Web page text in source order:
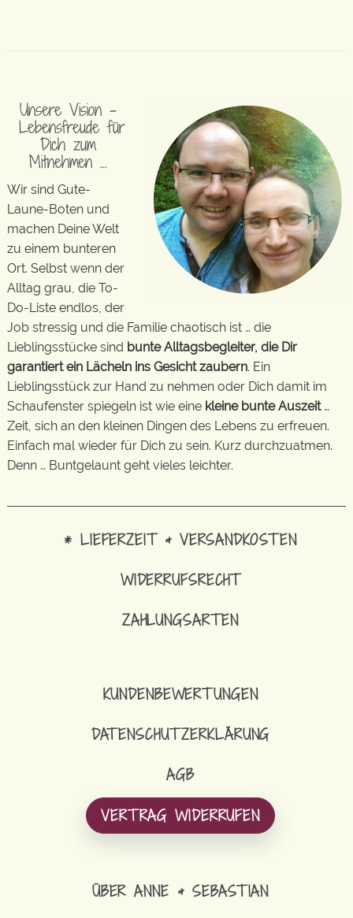
Unsere Vision –
Lebensfreude für
Dich zum
Mitnehmen …
Wir sind Gute-
Laune-Boten und
machen Deine Welt
zu einem bunteren
Ort. Selbst wenn der
Alltag grau, die To-
Do-Liste endlos, der
Job stressig und die Familie chaotisch ist … die
Lieblingsstücke sind bunte Alltagsbegleiter, die Dir
garantiert ein Lächeln ins Gesicht zaubern. Ein
Lieblingsstück zur Hand zu nehmen oder Dich damit im
Schaufenster spiegeln ist wie eine kleine bunte Auszeit…
Zeit, sich an den kleinen Dingen des Lebens zu erfreuen.
Einfach mal wieder für Dich zu sein. Kurz durchzuatmen.
Denn … Buntgelaunt geht vieles leichter.
* LIEFERZEIT & VERSANDKOSTEN
WIDERRUFSRECHT
ZAHLUNGSARTEN
KUNDENBEWERTUNGEN
DATENSCHUTZERKLÄRUNG
AGB
VERTRAG WIDERRUFEN
ÜBER ANNE & SEBASTIAN